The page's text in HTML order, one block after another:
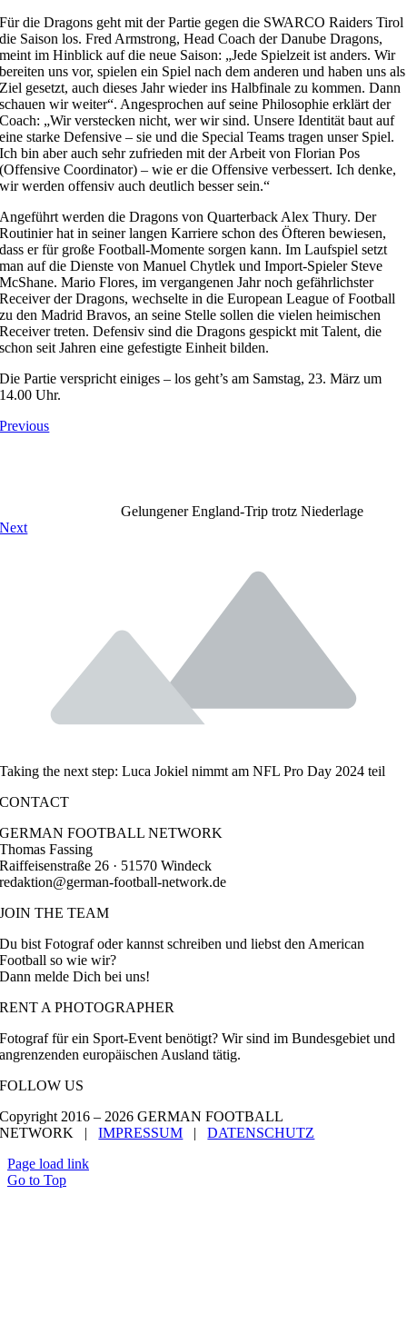
Für die Dragons geht mit der Partie gegen die SWARCO Raiders Tirol
die Saison los. Fred Armstrong, Head Coach der Danube Dragons,
meint im Hinblick auf die neue Saison: „Jede Spielzeit ist anders. Wir
bereiten uns vor, spielen ein Spiel nach dem anderen und haben uns als
Ziel gesetzt, auch dieses Jahr wieder ins Halbfinale zu kommen. Dann
schauen wir weiter“. Angesprochen auf seine Philosophie erklärt der
Coach: „Wir verstecken nicht, wer wir sind. Unsere Identität baut auf
eine starke Defensive – sie und die Special Teams tragen unser Spiel.
Ich bin aber auch sehr zufrieden mit der Arbeit von Florian Pos
(Offensive Coordinator) – wie er die Offensive verbessert. Ich denke,
wir werden offensiv auch deutlich besser sein.“
Angeführt werden die Dragons von Quarterback Alex Thury. Der
Routinier hat in seiner langen Karriere schon des Öfteren bewiesen,
dass er für große Football-Momente sorgen kann. Im Laufspiel setzt
man auf die Dienste von Manuel Chytlek und Import-Spieler Steve
McShane. Mario Flores, im vergangenen Jahr noch gefährlichster
Receiver der Dragons, wechselte in die European League of Football
zu den Madrid Bravos, an seine Stelle sollen die vielen heimischen
Receiver treten. Defensiv sind die Dragons gespickt mit Talent, die
schon seit Jahren eine gefestigte Einheit bilden.
Die Partie verspricht einiges – los geht’s am Samstag, 23. März um
14.00 Uhr.
Previous
Gelungener England-Trip trotz Niederlage
Next
Taking the next step: Luca Jokiel nimmt am NFL Pro Day 2024 teil
CONTACT
GERMAN FOOTBALL NETWORK
Thomas Fassing
Raiffeisenstraße 26 · 51570 Windeck
redaktion@german-football-network.de
JOIN THE TEAM
Du bist Fotograf oder kannst schreiben und liebst den American
Football so wie wir?
Dann melde Dich bei uns!
RENT A PHOTOGRAPHER
Fotograf für ein Sport-Event benötigt? Wir sind im Bundesgebiet und
angrenzenden europäischen Ausland tätig.
FOLLOW US
Copyright 2016 – 2026 GERMAN FOOTBALL
NETWORK |IMPRESSUM |DATENSCHUTZ
Page load link
Go to Top